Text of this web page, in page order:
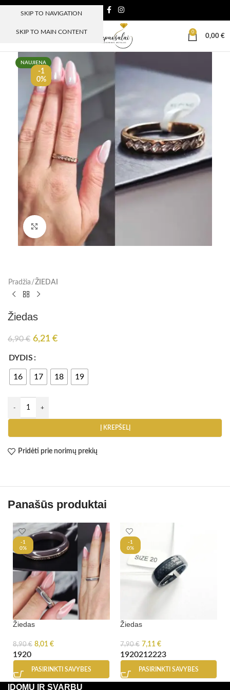
SKIP TO NAVIGATION
SKIP TO MAIN CONTENT
MENIU
0
0,00 €
-1
0%
NAUJIENA
Paspauskite, kad padidinti
Pradžia ŽIEDAI
Žiedas
6,90€ 6,21 €
DYDIS
16 17 18 19
Į KREPŠELĮ
Pridėti prie norimų prekių
Panašūs produktai
-1
0%
Žiedas
8,90€ 8,01 €
1920
PASIRINKTI SAVYBES
-1
0%
Žiedas
7,90€ 7,11 €
1920212223
PASIRINKTI SAVYBES
ĮDOMU IR SVARBU